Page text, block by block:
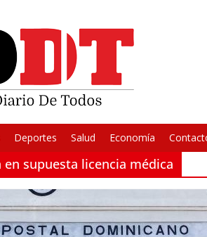
Deportes Salud Economía
supuesta licencia médica